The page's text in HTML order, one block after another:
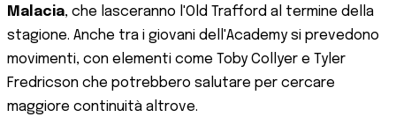
Malacia, che lasceranno l'Old Trafford al termine della
stagione. Anche tra i giovani dell'Academy si prevedono
movimenti, con elementi come Toby Collyer e Tyler
Fredricson che potrebbero salutare per cercare
maggiore continuità altrove.